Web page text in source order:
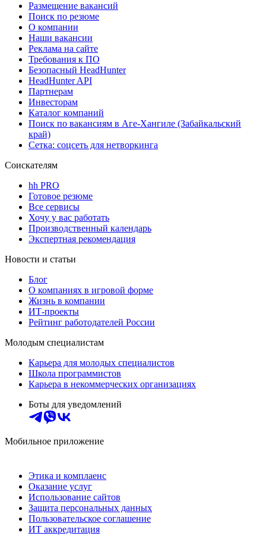
Размещение вакансий
Поиск по резюме
О компании
Наши вакансии
Реклама на сайте
Требования к ПО
Безопасный HeadHunter
HeadHunter API
Партнерам
Инвесторам
Каталог компаний
Поиск по вакансиям в Аге-Хангиле (Забайкальский
край)
Сетка: соцсеть для нетворкинга
Соискателям
hh PRO
Готовое резюме
Все сервисы
Хочу у вас работать
Производственный календарь
Экспертная рекомендация
Новости и статьи
Блог
О компаниях в игровой форме
Жизнь в компании
ИТ-проекты
Рейтинг работодателей России
Молодым специалистам
Карьера для молодых специалистов
Школа программистов
Карьера в некоммерческих организациях
Боты для уведомлений
Мобильное приложение
Этика и комплаенс
Оказание услуг
Использование сайтов
Защита персональных данных
Пользовательское соглашение
ИТ аккредитация